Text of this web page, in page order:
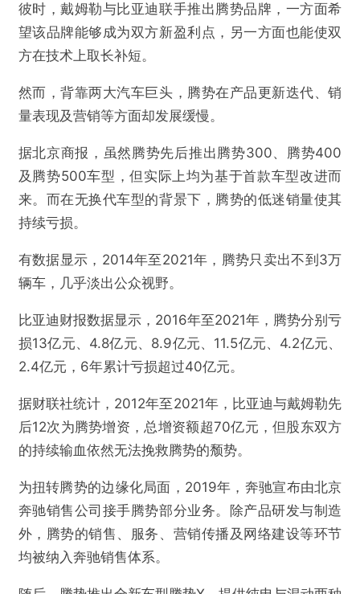
@雷达财经
彼时，戴姆勒与比亚迪联手推出腾势品牌，一方面希
望该品牌能够成为双方新盈利点，另一方面也能使双
方在技术上取长补短。
然而，背靠两大汽车巨头，腾势在产品更新迭代、销
量表现及营销等方面却发展缓慢。
据北京商报，虽然腾势先后推出腾势300、腾势400
及腾势500车型，但实际上均为基于首款车型改进而
来。而在无换代车型的背景下，腾势的低迷销量使其
持续亏损。
有数据显示，2014年至2021年，腾势只卖出不到3万
辆车，几乎淡出公众视野。
比亚迪财报数据显示，2016年至2021年，腾势分别亏
损13亿元、4.8亿元、8.9亿元、11.5亿元、4.2亿元、
2.4亿元，6年累计亏损超过40亿元。
据财联社统计，2012年至2021年，比亚迪与戴姆勒先
后12次为腾势增资，总增资额超70亿元，但股东双方
的持续输血依然无法挽救腾势的颓势。
为扭转腾势的边缘化局面，2019年，奔驰宣布由北京
奔驰销售公司接手腾势部分业务。除产品研发与制造
外，腾势的销售、服务、营销传播及网络建设等环节
均被纳入奔驰销售体系。